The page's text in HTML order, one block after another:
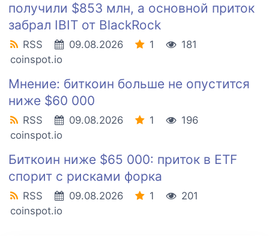
получили $853 млн, а основной приток
забрал IBIT от BlackRock
RSS 09.08.2026 1
181
coinspot.io
Мнение: биткоин больше не опустится
ниже $60 000
RSS 09.08.2026 1
196
coinspot.io
Биткоин ниже $65 000: приток в ETF
спорит с рисками форка
RSS 09.08.2026 1
201
coinspot.io